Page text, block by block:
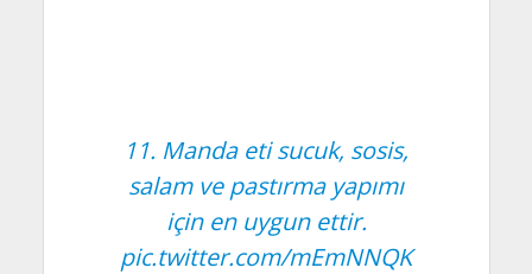
11. Manda eti sucuk, sosis,
salam ve pastırma yapımı
için en uygun ettir.
pic.twitter.com/mEmNNQK